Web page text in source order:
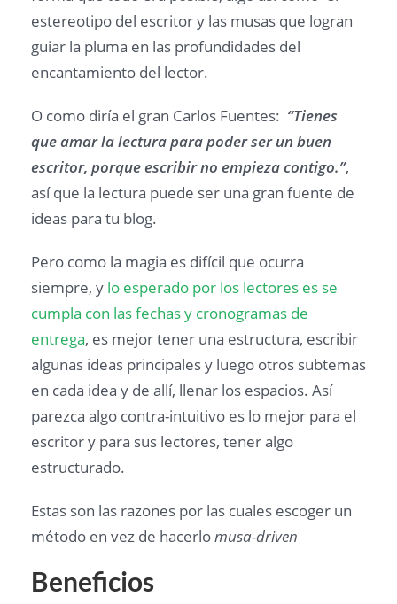
estereotipo del escritor y las musas que logran
guiar la pluma en las profundidades del
encantamiento del lector.
O como diría el gran Carlos Fuentes: “Tienes
que amar la lectura para poder ser un buen
escritor, porque escribir no empieza contigo.”,
así que la lectura puede ser una gran fuente de
ideas para tu blog.
Pero como la magia es difícil que ocurra
siempre, y lo esperado por los lectores es se
cumpla con las fechas y cronogramas de
entrega, es mejor tener una estructura, escribir
algunas ideas principales y luego otros subtemas
en cada idea y de allí, llenar los espacios. Así
parezca algo contra-intuitivo es lo mejor para el
escritor y para sus lectores, tener algo
estructurado.
Estas son las razones por las cuales escoger un
método en vez de hacerlomusa-driven
Beneficios